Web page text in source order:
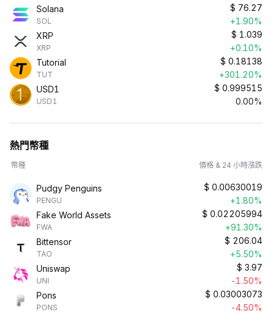
Solana
SOL
$ 76.27
+1.90%
XRP
XRP
$ 1.039
+0.10%
Tutorial
TUT
$ 0.18138
+301.20%
USD1
USD1
$ 0.999515
0.00%
熱門幣種
幣種 價格 & 24 小時漲跌
Pudgy Penguins
PENGU
$ 0.00630019
+1.80%
Fake World Assets
FWA
$ 0.02205994
+91.30%
Bittensor
TAO
$ 206.04
+5.50%
Uniswap
UNI
$ 3.97
-1.50%
Pons
PONS
$ 0.03003073
-4.50%